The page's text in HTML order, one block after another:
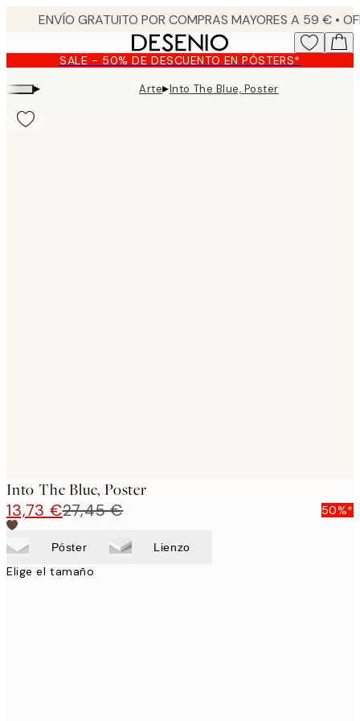
content.SALE - 50% DE DESCUENTO EN PÓSTERS*
▸ Arte▸Into The Blue, Poster
Into The Blue, Poster
13,73 €27,45 € 50%*
Póster Lienzo
Elige el tamaño